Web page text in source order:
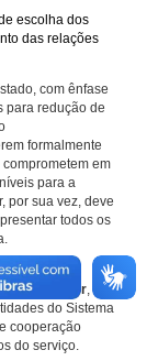
escolha dos
das relações
com ênfase
para redução de
formalmente
em
para a
por sua vez, deve
todos os
Justiça é a
,
do Sistema
cooperação
do serviço.